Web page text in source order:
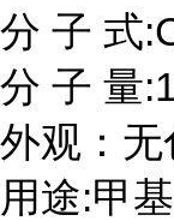
分 子 式
分 子 量
外观：
用途:甲